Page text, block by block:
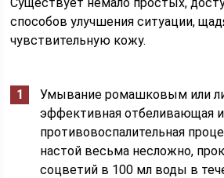
способов улучшения ситуации,
чувствительную кожу.
Умывание ромашковым или
эффективная отбеливающая и
противовоспалительная
настой весьма несложно,
соцветий в 100 мл воды в